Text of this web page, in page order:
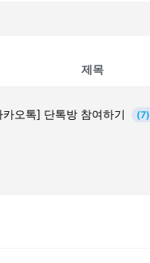
제목
오톡] 단톡방 참여하기 (7)